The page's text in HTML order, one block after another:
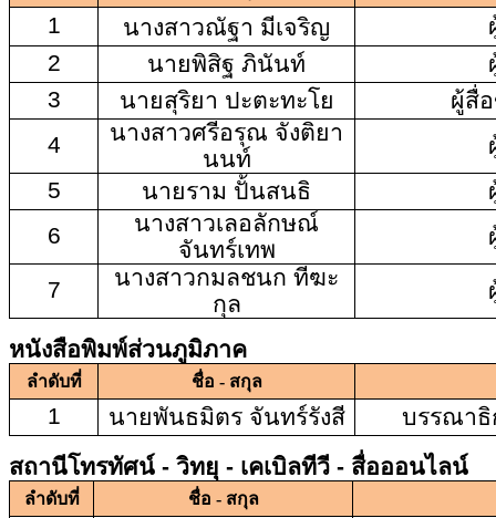
1 นางสาวณัฐา มีเจริญ
2
นายพิสิฐ ภินันท์
3
นายสุริยา ปะตะทะโย
ผู้สื่
4
นางสาวศรีอรุณ จังติยา
นนท์
5
นายราม ปั้นสนธิ
6
นางสาวเลอลักษณ์
จันทร์เทพ
7
นางสาวกมลชนก ทีฆะ
กุล
หนังสือพิมพ์ส่วนภูมิภาค
ลำดับที่ ชื่อ - สกุล
1 นายพันธมิตร จันทร์รังสี
บรรณาธิ
สถานีโทรทัศน์ - วิทยุ - เคเบิลทีวี - สื่อออนไลน์
ลำดับที่ ชื่อ - สกุล